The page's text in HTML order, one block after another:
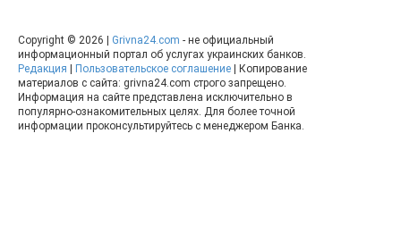
Copyright © 2026 | Grivna24.com - не официальный
информационный портал об услугах украинских банков.
Редакция | Пользовательское соглашение | Копирование
материалов с сайта: grivna24.com строго запрещено.
Информация на сайте представлена исключительно в
популярно-ознакомительных целях. Для более точной
информации проконсультируйтесь с менеджером Банка.